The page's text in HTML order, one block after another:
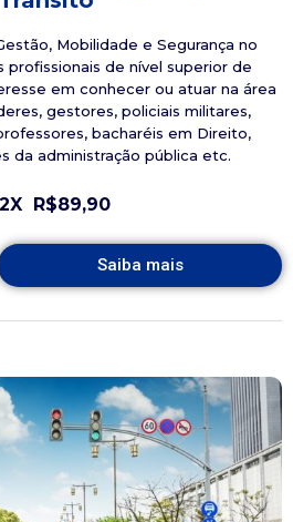
Mobilidade e Segurança no
profissionais de nível superior de
em conhecer ou atuar na área
gestores, policiais militares,
bacharéis em Direito,
da administração pública etc.
R$89,90
Saiba mais